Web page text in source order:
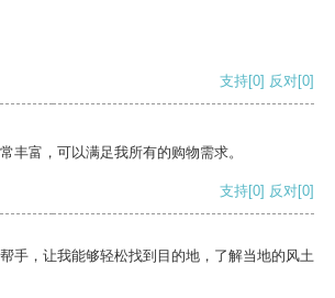
支持[0] 反对[0]
丰富，可以满足我所有的购物需求。
支持[0] 反对[0]
手，让我能够轻松找到目的地，了解当地的风土